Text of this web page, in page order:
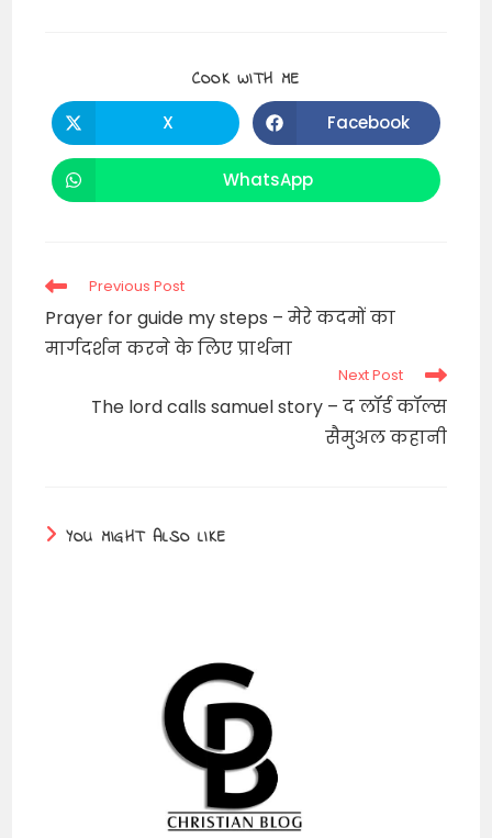
COOK WITH ME
CONTENT
Opens
in
a
X Opens
in
a
Facebook
Opens
in
WhatsApp
Read
articles
Previous Post
Prayer for guide my steps – मेरे कदमों का
मार्गदर्शन करने के लिए प्रार्थना
Next Post
The lord calls samuel story – द लॉर्ड कॉल्स
सैमुअल कहानी
YOU MIGHT ALSO LIKE